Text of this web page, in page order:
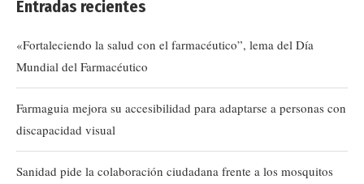
Entradas recientes
«Fortaleciendo la salud con el farmacéutico”, lema del Día
Mundial del Farmacéutico
Farmaguia mejora su accesibilidad para adaptarse a personas con
discapacidad visual
Sanidad pide la colaboración ciudadana frente a los mosquitos